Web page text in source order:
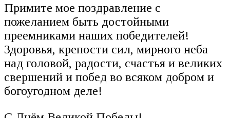
Примите мое поздравление с
пожеланием быть достойными
преемниками наших победителей!
Здоровья, крепости сил, мирного неба
над головой, радости, счастья и великих
свершений и побед во всяком добром и
богоугодном деле!